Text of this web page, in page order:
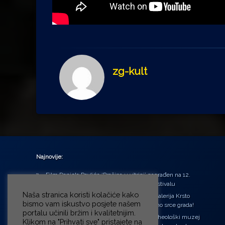
zg-kult
Najnovije:
Film Daniela Pavlića ‘Prašina u vitrini’ nagrađen na 12.
Green Montenegro International Film Festivalu
U središtu Petrinje otvorena obnovljena Galerija Krsto
Hegedušić: Kultura vraćena kući, u samo srce grada!
Od petka do nedjelje (31.7. – 2.8.2026.) Arheološki muzej
Naša stranica koristi kolačiće kako
bismo vam iskustvo posjete našem
portalu učinili bržim i kvalitetnijim.
Klikom na "Prihvati sve" pristajete na